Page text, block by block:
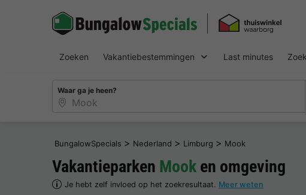
Zoeken Vakantiebestemmingen Last minutes
Waar ga je heen?
BungalowSpecials > Nederland > Limburg > Mook
Vakantieparken Mook en omgeving
Je hebt zelf invloed op het zoekresultaat. Meer weten